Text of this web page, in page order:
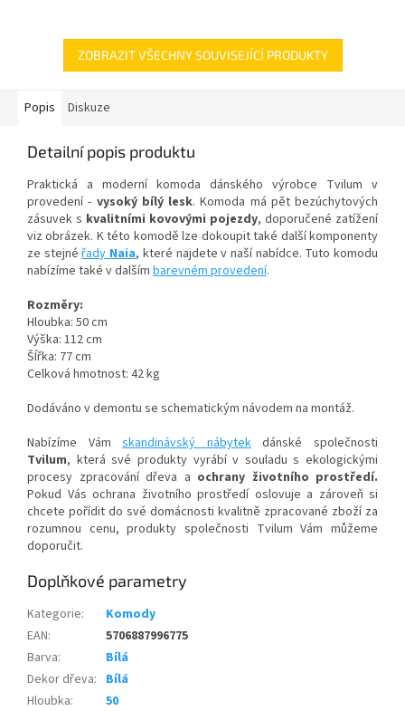
ZOBRAZIT VŠECHNY SOUVISEJÍCÍ PRODUKTY
Popis Diskuze
Detailní popis produktu
Praktická a moderní komoda dánského výrobce Tvilum v
provedení - vysoký bílý lesk. Komoda má pět bezúchytových
zásuvek s kvalitními kovovými pojezdy, doporučené zatížení
viz obrázek. K této komodě lze dokoupit také další komponenty
ze stejnéřady Naia, které najdete v naší nabídce. Tuto komodu
nabízíme také v dalším barevném provedení.
Rozměry:
Hloubka: 50 cm
Výška: 112 cm
ŠÍřka: 77 cm
Celková hmotnost: 42 kg
Dodáváno v demontu se schematickým návodem na montáž.
Nabízíme Vámskandinávský nábytekdánské společnosti
Tvilum, která své produkty vyrábí v souladu s ekologickými
procesy zpracování dřeva a ochrany životního prostředí.
Pokud Vás ochrana životního prostředí oslovuje a zároveň si
chcete pořídit do své domácnosti kvalitně zpracované zboží za
rozumnou cenu, produkty společnosti Tvilum Vám můžeme
doporučit.
Doplňkové parametry
Kategorie:
Komody
EAN:
5706887996775
Barva:
Bílá
Dekor dřeva: Bílá
Hloubka:
50